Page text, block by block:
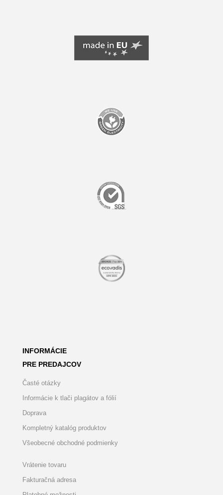
INFORMÁCIE
PRE PREDAJCOV
Časté otázky
Informácie k tlači plagátov a fólií
Doprava
Kompletný katalóg produktov
Všeobecné obchodné podmienky
Vrátenie tovaru
Fakturačná adresa